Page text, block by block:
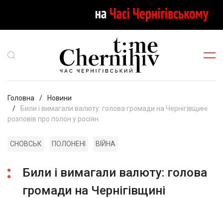
Головна
Новини
Били і вимагали валюту: голова громади на Чернігівщині
розповів про полон у росіян
СНОВСЬК ПОЛОНЕНІ ВІЙНА
Били і вимагали валюту: голова
громади на Чернігівщині